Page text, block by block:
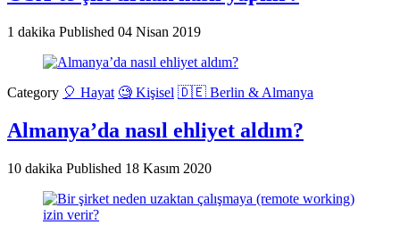
1 dakika Published 04 Nisan 2019
Category 🎈 Hayat 🧐 Kişisel 🇩🇪 Berlin & Almanya
Almanya’da nasıl ehliyet aldım?
10 dakika Published 18 Kasım 2020